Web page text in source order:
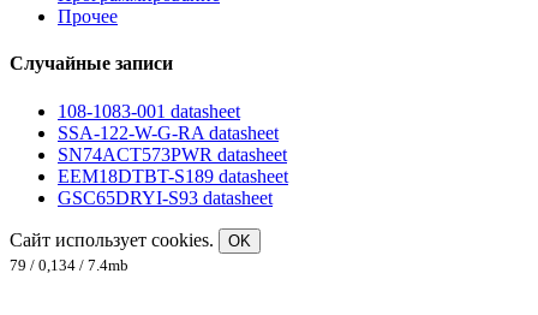
Прочее
Случайные записи
108-1083-001 datasheet
SSA-122-W-G-RA datasheet
SN74ACT573PWR datasheet
EEM18DTBT-S189 datasheet
GSC65DRYI-S93 datasheet
Сайт использует cookies.
OK
79 / 0,134 / 7.4mb